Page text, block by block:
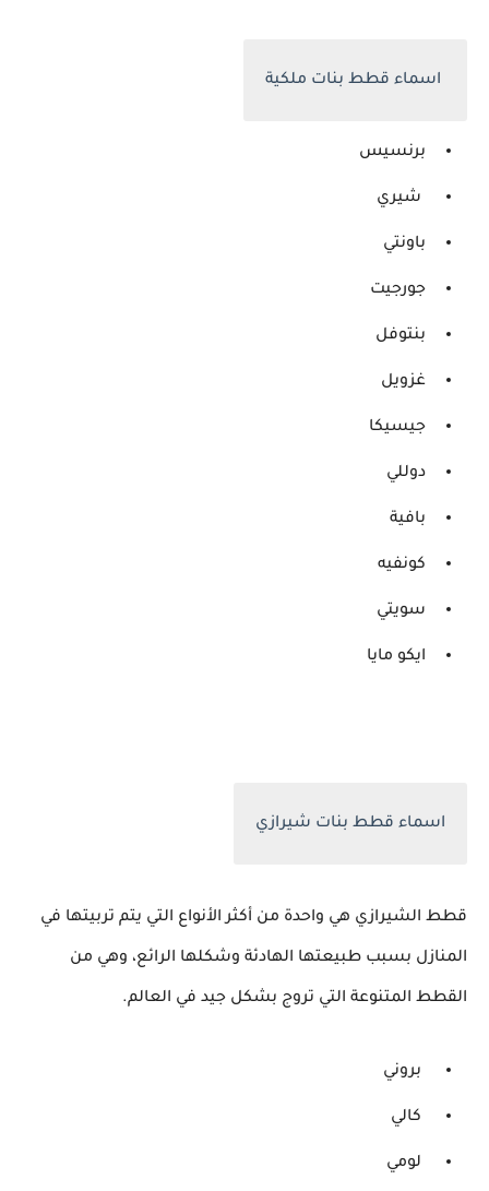
اسماء قطط بنات ملكية
برنسيس
شيري
باونتي
جورجيت
بنتوفل
غزويل
جيسيكا
دوللي
بافية
كونفيه
سويتي
ايكو مايا
اسماء قطط بنات شيرازي
قطط الشيرازي هي واحدة من أكثر الأنواع التي يتم تربيتها في
المنازل بسبب طبيعتها الهادئة وشكلها الرائع، وهي من
القطط المتنوعة التي تروج بشكل جيد في العالم.
بروني
كالي
لومي